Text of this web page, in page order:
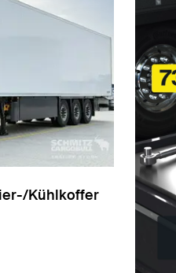
Kühlkoffer